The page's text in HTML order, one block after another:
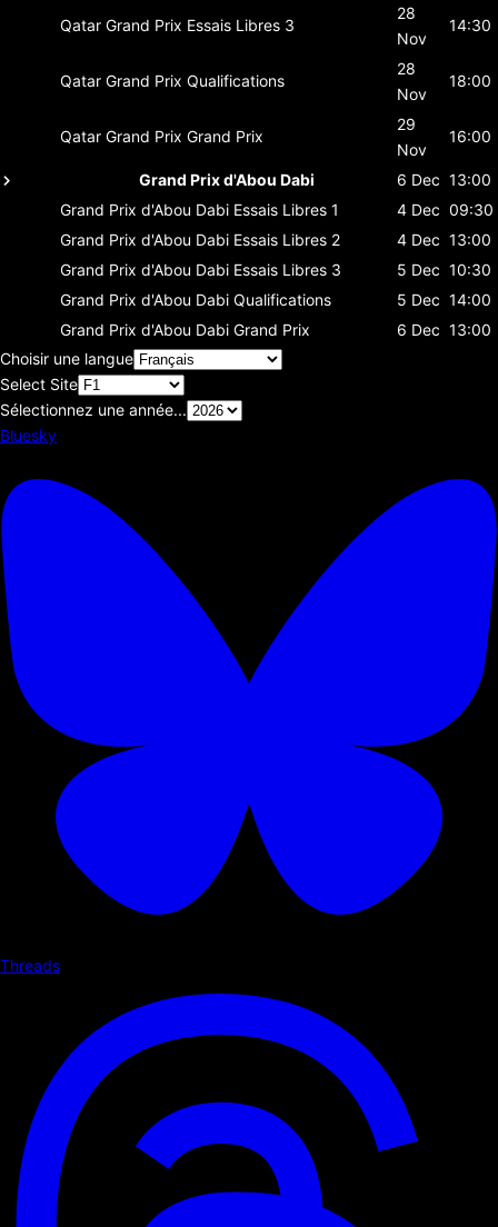
Qatar Grand Prix Essais Libres 3
28
Nov
14:30
Qatar Grand Prix Qualifications
28
Nov
18:00
Qatar Grand Prix Grand Prix
29
Nov
16:00
Grand Prix d'Abou Dabi 6 Dec 13:00
Grand Prix d'Abou Dabi Essais Libres 1 4 Dec 09:30
Grand Prix d'Abou Dabi Essais Libres 2 4 Dec 13:00
Grand Prix d'Abou Dabi Essais Libres 3 5 Dec 10:30
Grand Prix d'Abou Dabi Qualifications 5 Dec 14:00
Grand Prix d'Abou Dabi Grand Prix 6 Dec 13:00
Choisir une langue
Select Site
Sélectionnez une année...
Bluesky
Threads